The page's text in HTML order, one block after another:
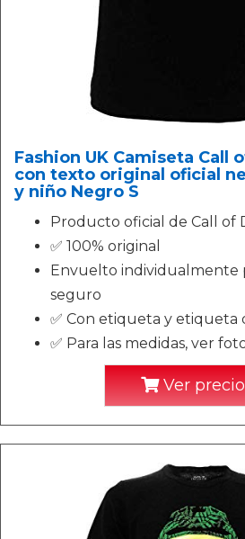
Fashion UK Camiseta Call
con texto original oficial
y niño Negro S
Producto oficial de Call of
✅ 100% original
Envuelto individualmente
seguro
✅ Con etiqueta y etiqueta
✅ Para las medidas, ver
Ver